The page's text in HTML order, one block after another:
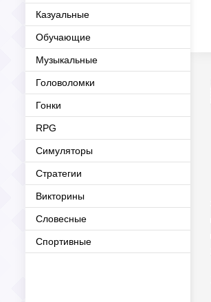
Казуальные
Обучающие
Музыкальные
Головоломки
Гонки
RPG
Симуляторы
Стратегии
Викторины
Словесные
Спортивные